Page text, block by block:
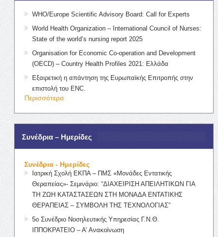
WHO/Europe Scientific Advisory Board: Call for Experts
World Health Organization – International Council of Nurses:
State of the world’s nursing report 2025
Organisation for Economic Co-operation and Development
(OECD) – Country Health Profiles 2021: Ελλάδα
Εξαιρετική η απάντηση της Ευρωπαϊκής Επιτροπής στην
επιστολή του ENC.
Περισσότερα
Συνέδρια – Ημερίδες
Συνέδρια - Ημερίδες
Ιατρική Σχολή ΕΚΠΑ – ΠΜΣ «Μονάδες Εντατικής
Θεραπείας»- Σεμινάριο: “ΔΙΑΧΕΙΡΙΣΗ ΑΠΕΙΛΗΤΙΚΩΝ ΓΙΑ
ΤΗ ΖΩΗ ΚΑΤΑΣΤΑΣΕΩΝ ΣΤΗ ΜΟΝΑΔΑ ΕΝΤΑΤΙΚΗΣ
ΘΕΡΑΠΕΙΑΣ – ΣΥΜΒΟΛΗ ΤΗΣ ΤΕΧΝΟΛΟΓΙΑΣ”
5ο Συνέδριο Νοσηλευτικής Υπηρεσίας Γ.Ν.Θ.
ΙΠΠΟΚΡΑΤΕΙΟ – Α’ Ανακοίνωση